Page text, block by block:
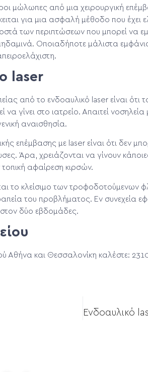
μώλωπες από μια χειρουργική
για μια ασφαλή μέθοδο που έχει
των περιπτώσεων που μπορεί να
Οποιαδήποτε μάλιστα
laser
από το ενδοαυλικό laser είναι ότι
γίνει στο ιατρείο. Απαιτεί νοσηλεία
αναισθησία.
επέμβασης με laser είναι ότι δεν
Άρα, χρειάζονται να γίνουν
αφαίρεση κιρσών.
το κλείσιμο των τροφοδοτούμενων
του προβλήματος. Εν συνεχεία
δύο εβδομάδες.
Αθήνα και Θεσσαλονίκη καλέστε: